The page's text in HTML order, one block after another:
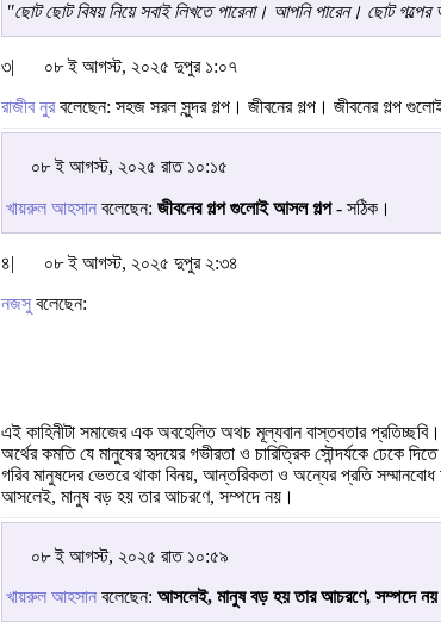
"ছোট ছোট বিষয় নিয়ে সবাই লিখতে পারেনা। আপনি পারেন। ছোট
৩| ০৮ ই আগস্ট, ২০২৫ দুপুর ১:০৭
রাজীব নুরবলেছেন: সহজ সরল সুন্দর গল্প। জীবনের গল্প। জীবনের গল্প
০৮ ই আগস্ট, ২০২৫ রাত ১০:১৫
খায়রুল আহসান বলেছেন: জীবনের গল্প গুলোই আসল গল্প- সঠিক।
৪| ০৮ ই আগস্ট, ২০২৫ দুপুর ২:৩৪
নজসু বলেছেন:
এই কাহিনীটা সমাজের এক অবহেলিত অথচ মূল্যবান বাস্তবতার প্রতিচ্ছবি।
অর্থের কমতি যে মানুষের হৃদয়ের গভীরতা ও চারিত্রিক সৌন্দর্যকে ঢেকে
গরিব মানুষদের ভেতরে থাকা বিনয়, আন্তরিকতা ও অন্যের প্রতি
আসলেই, মানুষ বড় হয় তার আচরণে, সম্পদে নয়।
০৮ ই আগস্ট, ২০২৫ রাত ১০:৫৯
খায়রুল আহসান বলেছেন: আসলেই, মানুষ বড় হয় তার আচরণে, সম্পদে নয়